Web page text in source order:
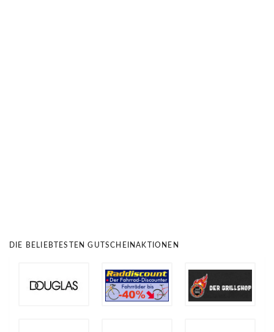
DIE BELIEBTESTEN GUTSCHEINAKTIONEN